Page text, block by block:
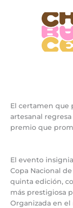
El certamen que
artesanal
premio que
El evento
Copa Nacional
quinta edición,
más prestigiosa
Organizada en el